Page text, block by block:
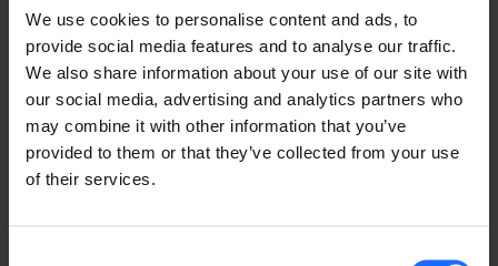
We use cookies to personalise content and ads, to
provide social media features and to analyse our traffic.
We also share information about your use of our site with
our social media, advertising and analytics partners who
may combine it with other information that you’ve
provided to them or that they’ve collected from your use
of their services.
¿TIENES UNA PREGUNTA?
¡Estamos aquí para ayudar!